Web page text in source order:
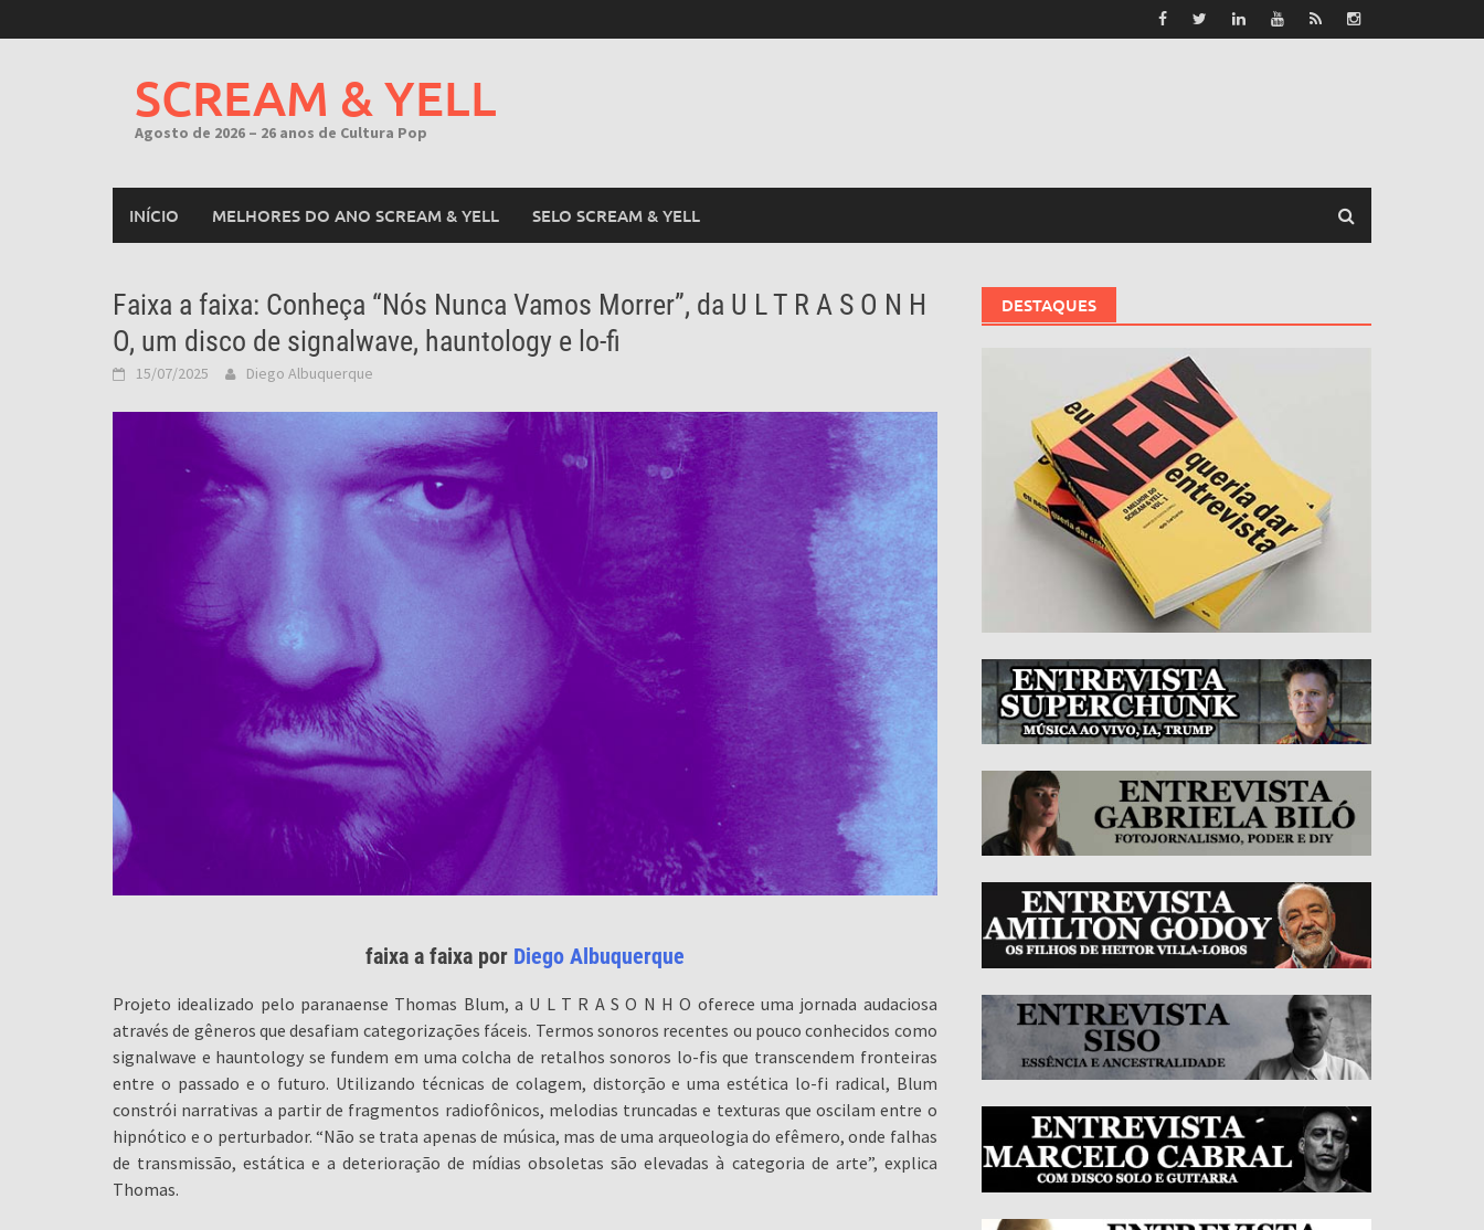
to
SCREAM & YELL
Agosto de 2026 – 26 anos de Cultura Pop
INÍCIO MELHORES DO ANO SCREAM & YELL SELO SCREAM & YELL
Faixa a faixa: Conheça “Nós Nunca Vamos Morrer”, da U L T R A S O N H
O, um disco de signalwave, hauntology e lo-fi
15/07/2025 Diego Albuquerque
faixa a faixa por Diego Albuquerque
Projeto idealizado pelo paranaense Thomas Blum, a U L T R A S O N H O oferece uma jornada audaciosa
através de gêneros que desafiam categorizações fáceis. Termos sonoros recentes ou pouco conhecidos como
signalwave e hauntology se fundem em uma colcha de retalhos sonoros lo-fis que transcendem fronteiras
entre o passado e o futuro. Utilizando técnicas de colagem, distorção e uma estética lo-fi radical, Blum
constrói narrativas a partir de fragmentos radiofônicos, melodias truncadas e texturas que oscilam entre o
hipnótico e o perturbador. “Não se trata apenas de música, mas de uma arqueologia do efêmero, onde falhas
de transmissão, estática e a deterioração de mídias obsoletas são elevadas à categoria de arte”, explica
Thomas.
DESTAQUES